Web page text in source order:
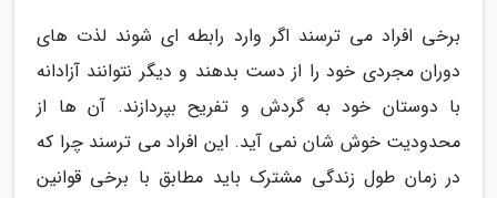
برخی افراد می ترسند اگر وارد رابطه ای شوند لذت های
دوران مجردی خود را از دست بدهند و دیگر نتوانند آزادانه
با دوستان خود به گردش و تفریح بپردازند. آن ها از
محدودیت خوش شان نمی آید. این افراد می ترسند چرا که
در زمان طول زندگی مشترک باید مطابق با برخی قوانین